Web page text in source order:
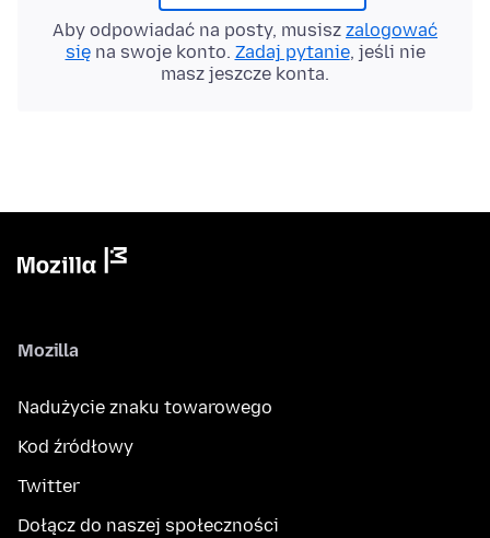
Aby odpowiadać na posty, musisz zalogować
sięna swoje konto. Zadaj pytanie, jeśli nie
masz jeszcze konta.
Mozilla
Nadużycie znaku towarowego
Kod źródłowy
Twitter
Dołącz do naszej społeczności